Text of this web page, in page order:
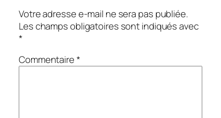
Votre adresse e-mail ne sera pas publiée.
Les champs obligatoires sont indiqués avec
*
Commentaire*